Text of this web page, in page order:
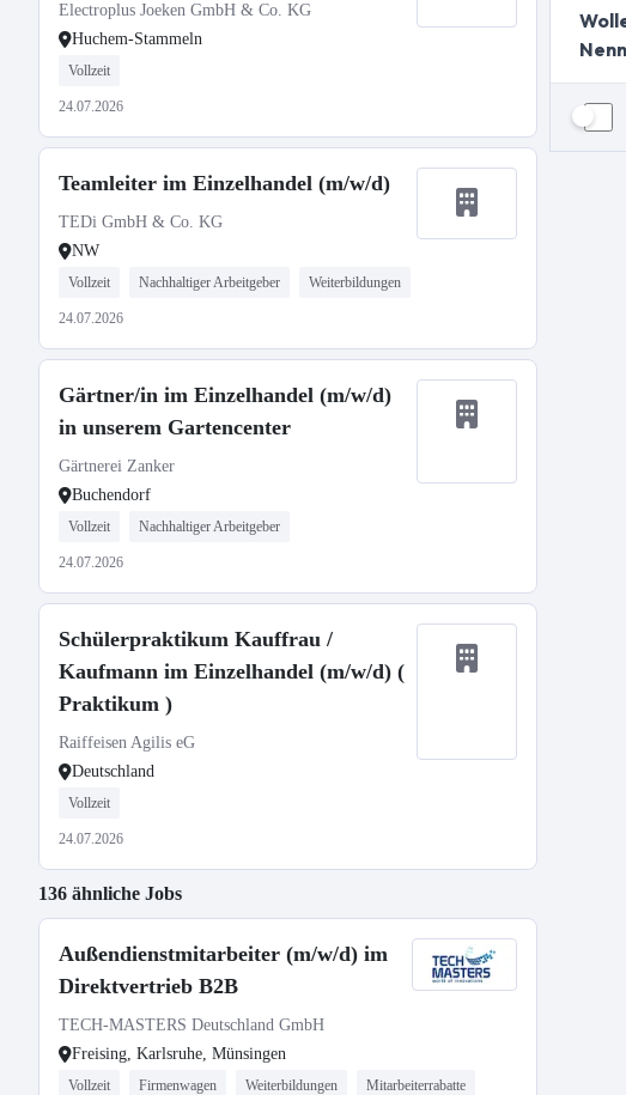
Electroplus Joeken GmbH & Co. KG
Huchem-Stammeln
Vollzeit
24.07.2026
Teamleiter im Einzelhandel (m/w/d)
TEDi GmbH & Co. KG
NW
Vollzeit Nachhaltiger Arbeitgeber Weiterbildungen
24.07.2026
Gärtner/in im Einzelhandel (m/w/d)
in unserem Gartencenter
Gärtnerei Zanker
Buchendorf
Vollzeit Nachhaltiger Arbeitgeber
24.07.2026
Schülerpraktikum Kauffrau /
Kaufmann im Einzelhandel (m/w/d) (
Praktikum )
Raiffeisen Agilis eG
Deutschland
Vollzeit
24.07.2026
136 ähnliche Jobs
Außendienstmitarbeiter (m/w/d) im
Direktvertrieb B2B
TECH-MASTERS Deutschland GmbH
Freising, Karlsruhe, Münsingen
Vollzeit Firmenwagen Weiterbildungen Mitarbeiterrabatte